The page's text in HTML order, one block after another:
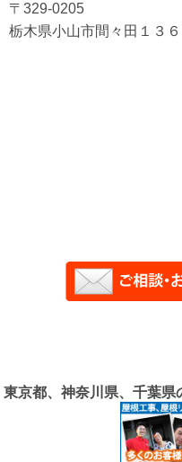
〒329-0205
栃木県小山市間々田１３６
東京都、神奈川県、千葉県